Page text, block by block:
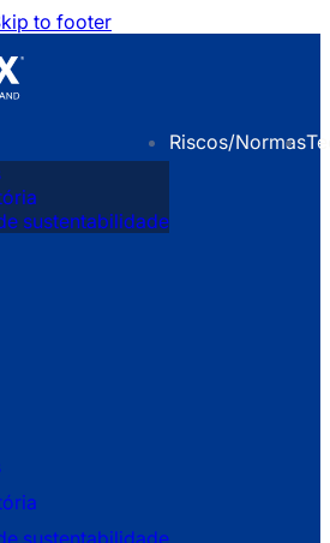
to footer
sustentabilidade
Riscos/Normas